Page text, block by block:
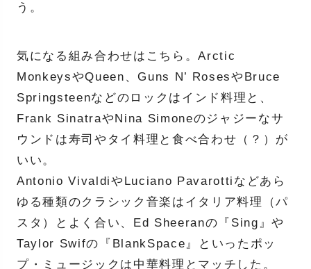
う。
気になる組み合わせはこちら。Arctic
MonkeysやQueen、Guns N’ RosesやBruce
Springsteenなどのロックはインド料理と、
Frank SinatraやNina Simoneのジャジーなサ
ウンドは寿司やタイ料理と食べ合わせ（？）が
いい。
Antonio VivaldiやLuciano Pavarottiなどあら
ゆる種類のクラシック音楽はイタリア料理（パ
スタ）とよく合い、Ed Sheeranの『Sing』や
Taylor Swifの『BlankSpace』といったポッ
プ・ミュージックは中華料理とマッチした。